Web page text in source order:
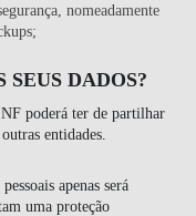
nomeadamente
DADOS?
poderá ter de partilhar
entidades.
apenas será
uma proteção